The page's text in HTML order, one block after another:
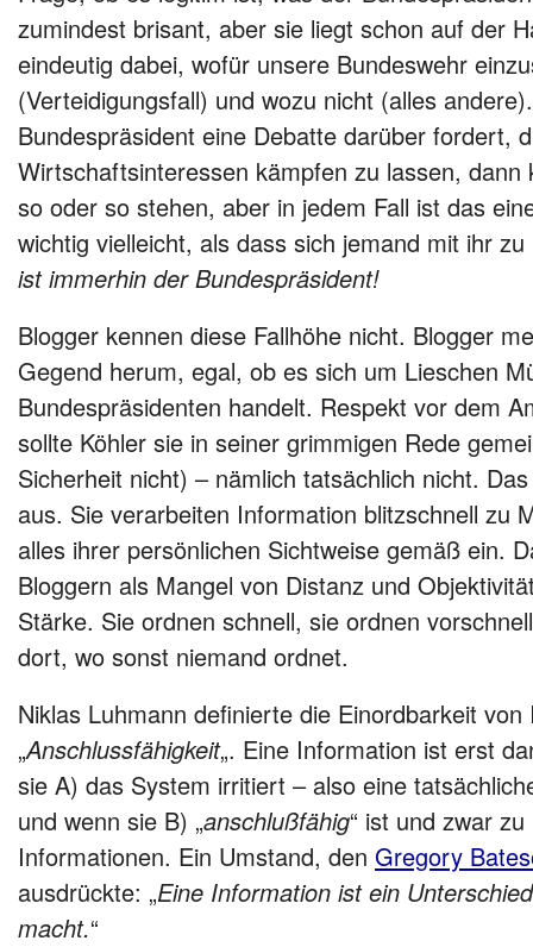
zumindest brisant, aber sie liegt schon auf der
eindeutig dabei, wofür unsere Bundeswehr
(Verteidigungsfall) und wozu nicht (alles
Bundespräsident eine Debatte darüber fordert,
Wirtschaftsinteressen kämpfen zu lassen, dann
so oder so stehen, aber in jedem Fall ist das
wichtig vielleicht, als dass sich jemand mit ihr
ist immerhin der Bundespräsident!
Blogger kennen diese Fallhöhe nicht. Blogger
Gegend herum, egal, ob es sich um Lieschen
Bundespräsidenten handelt. Respekt vor dem
sollte Köhler sie in seiner grimmigen Rede
Sicherheit nicht) – nämlich tatsächlich nicht.
aus. Sie verarbeiten Information blitzschnell zu
alles ihrer persönlichen Sichtweise gemäß ein.
Bloggern als Mangel von Distanz und
Stärke. Sie ordnen schnell, sie ordnen
dort, wo sonst niemand ordnet.
Niklas Luhmann definierte die Einordbarkeit
„Anschlussfähigkeit„. Eine Information ist erst
sie A) das System irritiert – also eine
und wenn sie B) „anschlußfähig“ ist und zwar
Informationen. Ein Umstand, den Gregory
ausdrückte: „Eine Information ist ein
macht.“